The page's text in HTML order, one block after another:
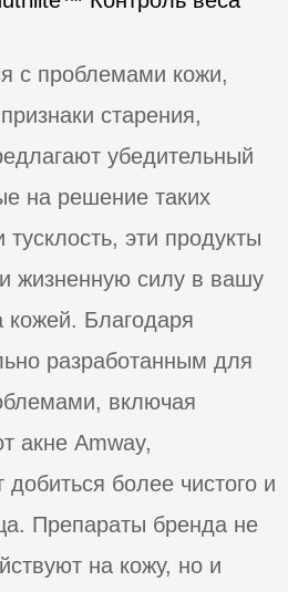
с проблемами кожи,
старения,
убедительный
на решение таких
эти продукты
жизненную силу в вашу
кожей. Благодаря
разработанным для
включая
акне Amway,
добиться более чистого и
Препараты бренда не
на кожу, но и